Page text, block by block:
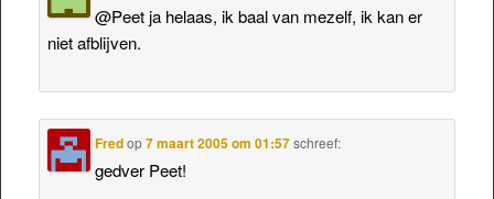
@Peet ja helaas, ik baal van mezelf, ik kan er
niet afblijven.
Fredop7 maart 2005 om 01:57 schreef:
gedver Peet!